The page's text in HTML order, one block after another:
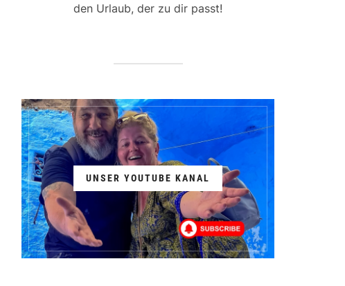
den Urlaub, der zu dir passt!
UNSER YOUTUBE KANAL